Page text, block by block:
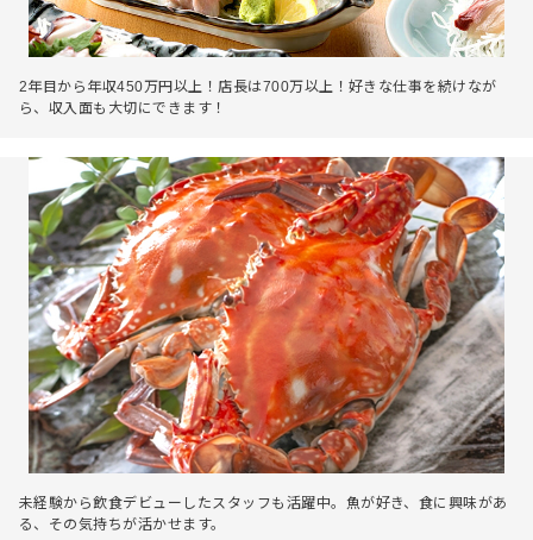
2年目から年収450万円以上！店長は700万以上！好きな仕事を続けなが
ら、収入面も大切にできます！
未経験から飲食デビューしたスタッフも活躍中。魚が好き、食に興味があ
る、その気持ちが活かせます。